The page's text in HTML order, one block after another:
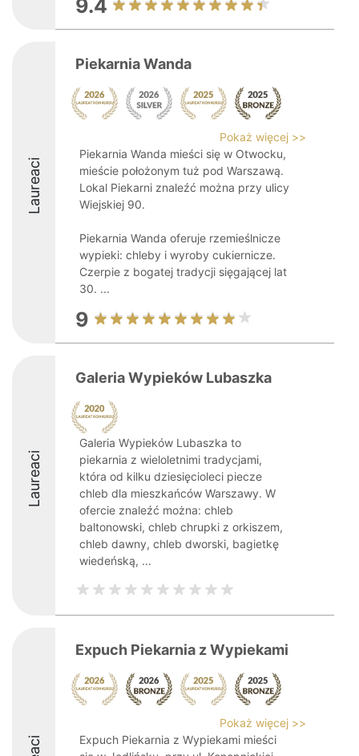
9.4
Laureaci
Piekarnia Wanda
Pokaż więcej >>
Piekarnia Wanda mieści się w Otwocku,
mieście położonym tuż pod Warszawą.
Lokal Piekarni znaleźć można przy ulicy
Wiejskiej 90.
Piekarnia Wanda oferuje rzemieślnicze
wypieki: chleby i wyroby cukiernicze.
Czerpie z bogatej tradycji sięgającej lat
30. ...
9
Laureaci
Galeria Wypieków Lubaszka
Galeria Wypieków Lubaszka to
piekarnia z wieloletnimi tradycjami,
która od kilku dziesięcioleci piecze
chleb dla mieszkańców Warszawy. W
ofercie znaleźć można: chleb
baltonowski, chleb chrupki z orkiszem,
chleb dawny, chleb dworski, bagietkę
wiedeńską, ...
Expuch Piekarnia z Wypiekami
Pokaż więcej >>
Expuch Piekarnia z Wypiekami mieści